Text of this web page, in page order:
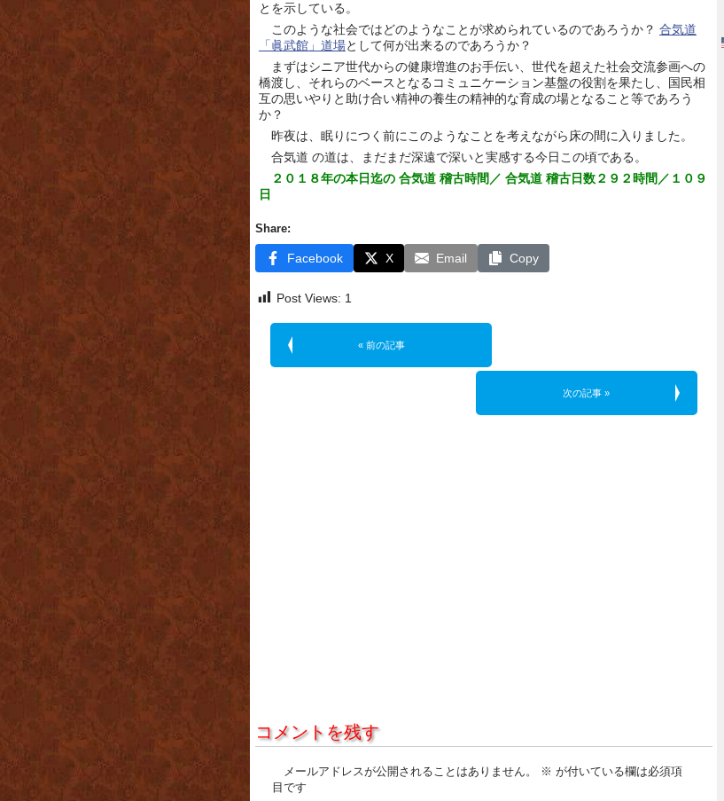
とを示している。
このような社会ではどのようなことが求められているのであろうか？ 合気道
「眞武館」道場として何が出来るのであろうか？
まずはシニア世代からの健康増進のお手伝い、世代を超えた社会交流参画への
橋渡し、それらのベースとなるコミュニケーション基盤の役割を果たし、国民相
互の思いやりと助け合い精神の養生の精神的な育成の場となること等であろう
か？
昨夜は、眠りにつく前にこのようなことを考えながら床の間に入りました。
合気道 の道は、まだまだ深遠で深いと実感する今日この頃である。
２０１８年の本日迄の 合気道 稽古時間／ 合気道 稽古日数２９２時間／１０９
日
Share:
Facebook X Email Copy
Post Views: 1
« 前の記事
次の記事 »
コメントを残す
メールアドレスが公開されることはありません。 ※ が付いている欄は必須項
目です